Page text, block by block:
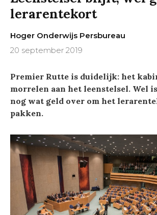
lerarentekort
Hoger Onderwijs Persbureau
20 september 2019
Premier Rutte is duidelijk: het
morrelen aan het leenstelsel. Wel
nog wat geld over om het
pakken.